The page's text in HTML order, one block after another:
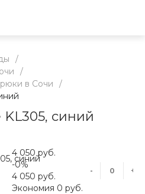
/
/
в Сочи
/
синий
синий
4 050 руб.
-0%
4 050 руб.
Экономия 0 руб.
- +